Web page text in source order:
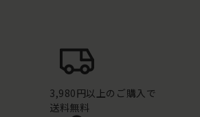
3,980円以上のご購入で
送料無料